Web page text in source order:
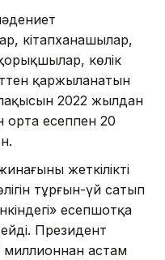
кітапханашылар,
көлік
қаржыланатын
2022 жылдан
орта есеппен 20
жеткілікті
тұрғын-үй сатып
есепшотқа
Президент
миллионнан астам